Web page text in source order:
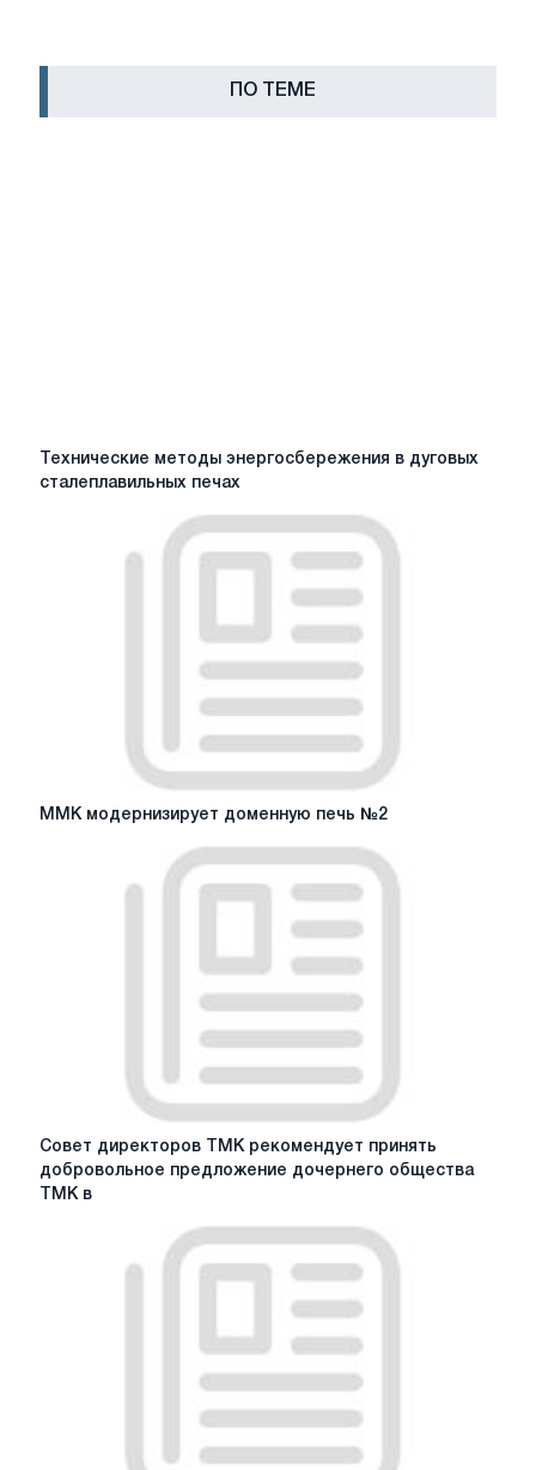
ПО ТЕМЕ
Технические
Технические методы энергосбережения в дуговых
сталеплавильных печах
ММК
ММК модернизирует доменную печь №2
Совет
директоров
ТМК
добровольное
Совет директоров ТМК рекомендует принять
добровольное предложение дочернего общества
ТМК в